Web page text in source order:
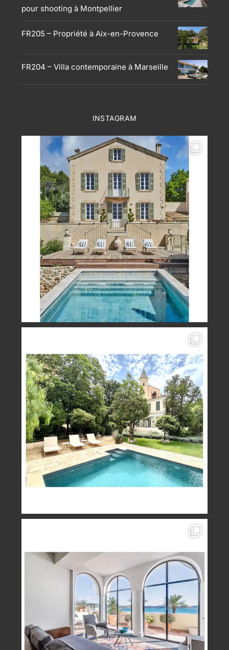
pour shooting à Montpellier
FR205 – Propriété à Aix-en-Provence
FR204 – Villa contemporaine à Marseille
INSTAGRAM